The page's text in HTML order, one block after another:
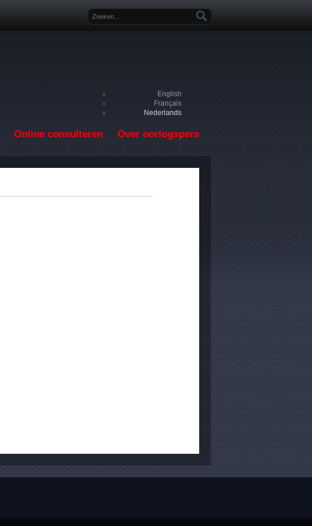
Zoekveld
English
Français
Nederlands
Online consulteren Over oorlogspers